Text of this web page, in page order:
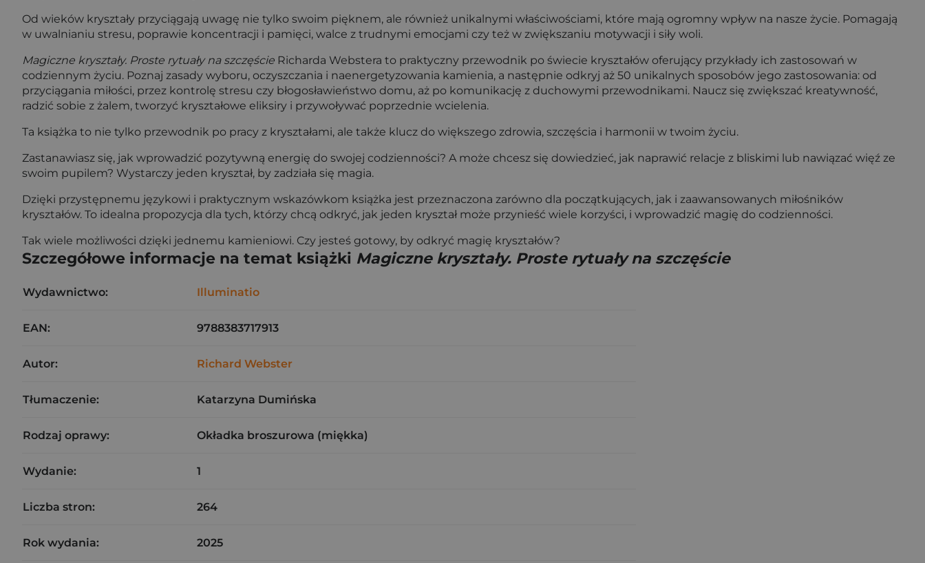
Od wieków kryształy przyciągają uwagę nie tylko swoim pięknem, ale również unikalnymi właściwościami, które mają ogromny wpływ na nasze życie. Pomagają
w uwalnianiu stresu, poprawie koncentracji i pamięci, walce z trudnymi emocjami czy też w zwiększaniu motywacji i siły woli.
Magiczne kryształy. Proste rytuały na szczęście Richarda Webstera to praktyczny przewodnik po świecie kryształów oferujący przykłady ich zastosowań w
codziennym życiu. Poznaj zasady wyboru, oczyszczania i naenergetyzowania kamienia, a następnie odkryj aż 50 unikalnych sposobów jego zastosowania: od
przyciągania miłości, przez kontrolę stresu czy błogosławieństwo domu, aż po komunikację z duchowymi przewodnikami. Naucz się zwiększać kreatywność,
radzić sobie z żalem, tworzyć kryształowe eliksiry i przywoływać poprzednie wcielenia.
Ta książka to nie tylko przewodnik po pracy z kryształami, ale także klucz do większego zdrowia, szczęścia i harmonii w twoim życiu.
Zastanawiasz się, jak wprowadzić pozytywną energię do swojej codzienności? A może chcesz się dowiedzieć, jak naprawić relacje z bliskimi lub nawiązać więź ze
swoim pupilem? Wystarczy jeden kryształ, by zadziała się magia.
Dzięki przystępnemu językowi i praktycznym wskazówkom książka jest przeznaczona zarówno dla początkujących, jak i zaawansowanych miłośników
kryształów. To idealna propozycja dla tych, którzy chcą odkryć, jak jeden kryształ może przynieść wiele korzyści, i wprowadzić magię do codzienności.
Tak wiele możliwości dzięki jednemu kamieniowi. Czy jesteś gotowy, by odkryć magię kryształów?
Szczegółowe informacje na temat książki Magiczne kryształy. Proste rytuały na szczęście
Wydawnictwo: Illuminatio
EAN: 9788383717913
Autor: Richard Webster
Tłumaczenie: Katarzyna Dumińska
Rodzaj oprawy: Okładka broszurowa (miękka)
Wydanie: 1
Liczba stron: 264
Rok wydania: 2025